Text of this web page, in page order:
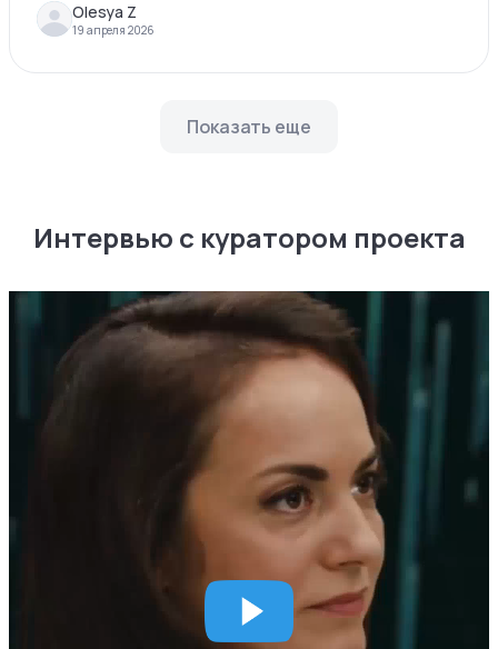
Olesya Z
19 апреля 2026
Показать еще
Интервью с куратором проекта